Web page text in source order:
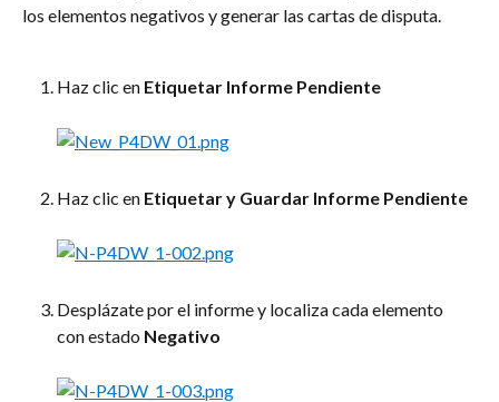
los elementos negativos y generar las cartas de disputa.
Haz clic en Etiquetar Informe Pendiente
Haz clic en Etiquetar y Guardar Informe Pendiente
Desplázate por el informe y localiza cada elemento
con estado Negativo